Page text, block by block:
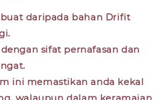
daripada bahan Drifit
sifat pernafasan dan
ini memastikan anda kekal